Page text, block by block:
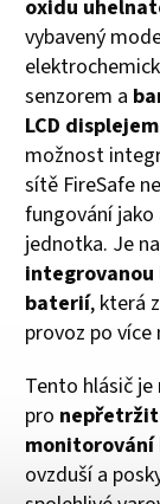
oxidu
vybavený
senzorem a
LCD displejem
možnost
sítě FireSafe
fungování
jednotka. Je
baterií, která
provoz po více
Tento hlásič je
pro
monitorování
ovzduší a